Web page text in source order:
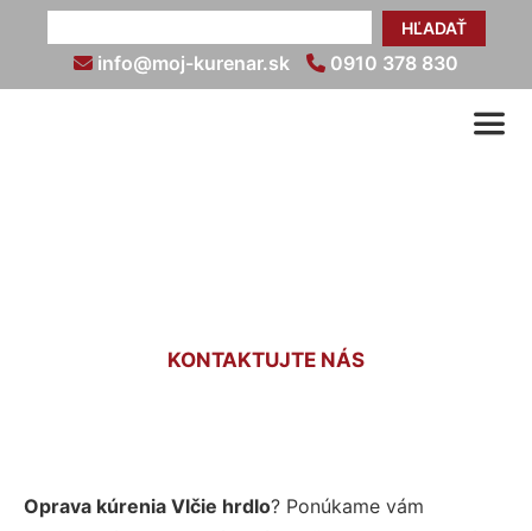
HĽADAŤ
info@moj-kurenar.sk 0910 378 830
KONTAKTUJTE NÁS
Oprava kúrenia Vlčie hrdlo? Ponúkame vám